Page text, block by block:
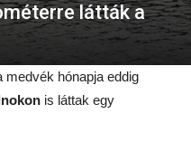
látták a
medvék hónapja eddig
is láttak egy